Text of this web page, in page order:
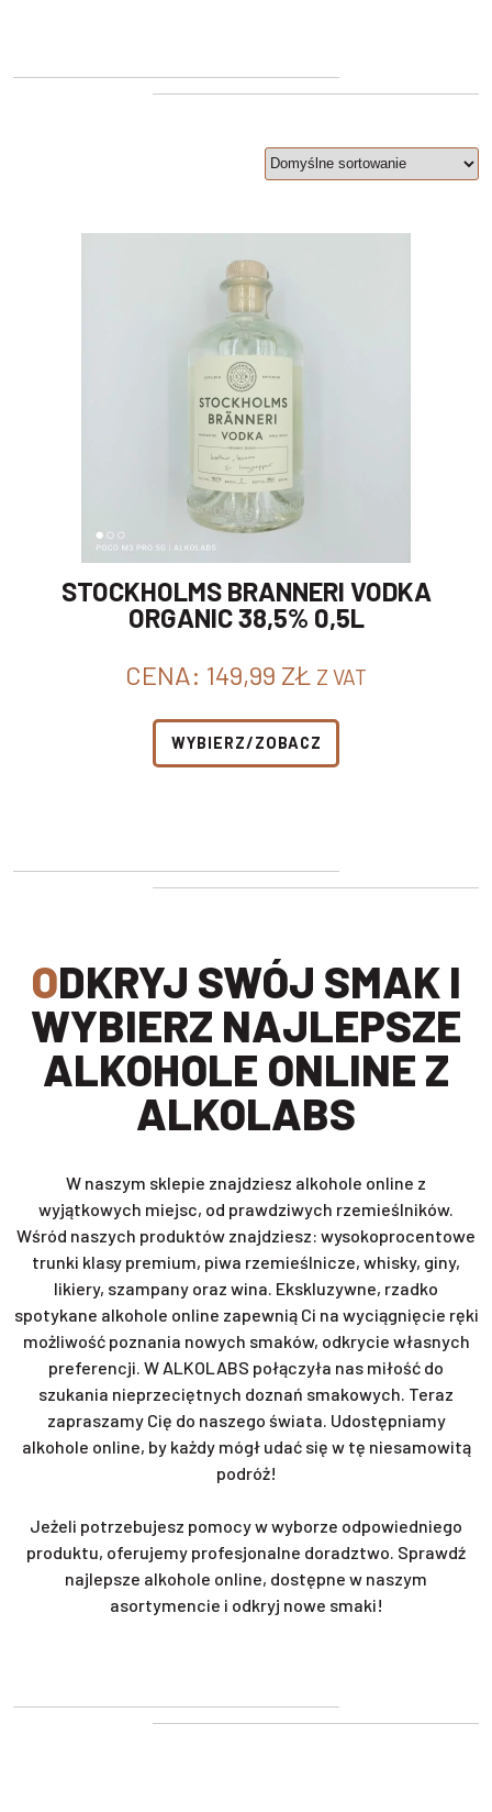
STOCKHOLMS BRANNERI VODKA
ORGANIC 38,5% 0,5L
CENA: 149,99 ZŁ Z VAT
WYBIERZ/ZOBACZ
ODKRYJ SWÓJ SMAK I
WYBIERZ NAJLEPSZE
ALKOHOLE ONLINE Z
ALKOLABS
W naszym sklepie znajdziesz alkohole online z
wyjątkowych miejsc, od prawdziwych rzemieślników.
Wśród naszych produktów znajdziesz: wysokoprocentowe
trunki klasy premium, piwa rzemieślnicze, whisky, giny,
likiery, szampany oraz wina. Ekskluzywne, rzadko
spotykane alkohole online zapewnią Ci na wyciągnięcie ręki
możliwość poznania nowych smaków, odkrycie własnych
preferencji. W ALKOLABS połączyła nas miłość do
szukania nieprzeciętnych doznań smakowych. Teraz
zapraszamy Cię do naszego świata. Udostępniamy
alkohole online, by każdy mógł udać się w tę niesamowitą
podróż!
Jeżeli potrzebujesz pomocy w wyborze odpowiedniego
produktu, oferujemy profesjonalne doradztwo. Sprawdź
najlepsze alkohole online, dostępne w naszym
asortymencie i odkryj nowe smaki!